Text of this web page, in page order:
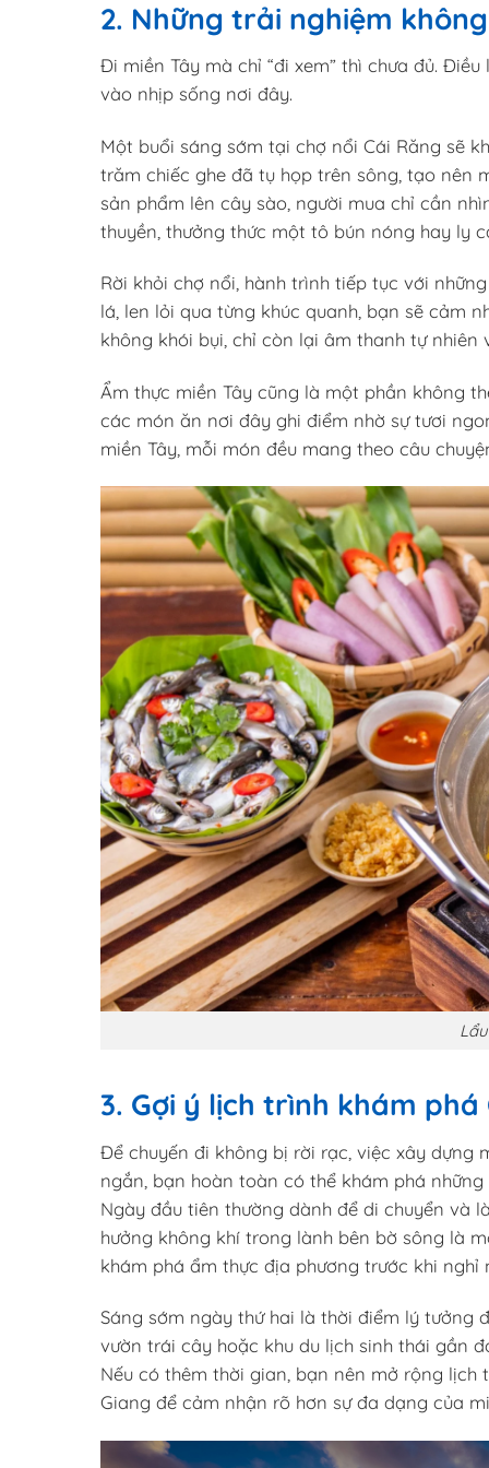
2. Những trải nghiệm
Đi miền Tây mà chỉ “đi xem” thì chưa đủ.
vào nhịp sống nơi đây.
Một buổi sáng sớm tại chợ nổi Cái Răng sẽ
trăm chiếc ghe đã tụ họp trên sông, tạo nên
sản phẩm lên cây sào, người mua chỉ cần
thuyền, thưởng thức một tô bún nóng hay ly
Rời khỏi chợ nổi, hành trình tiếp tục với
lá, len lỏi qua từng khúc quanh, bạn sẽ cảm
không khói bụi, chỉ còn lại âm thanh tự
Ẩm thực miền Tây cũng là một phần không
các món ăn nơi đây ghi điểm nhờ sự tươi
miền Tây, mỗi món đều mang theo câu
3. Gợi ý lịch trình khám
Để chuyến đi không bị rời rạc, việc xây dựng
ngắn, bạn hoàn toàn có thể khám phá
Ngày đầu tiên thường dành để di chuyển và
hưởng không khí trong lành bên bờ sông là
khám phá ẩm thực địa phương trước khi nghỉ
Sáng sớm ngày thứ hai là thời điểm lý tưởng
vườn trái cây hoặc khu du lịch sinh thái gần
Nếu có thêm thời gian, bạn nên mở rộng lịch
Giang để cảm nhận rõ hơn sự đa dạng của